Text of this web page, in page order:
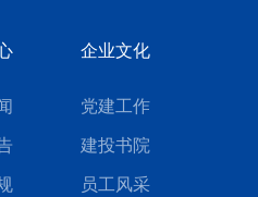
企业文化
党建工作
建投书院
员工风采